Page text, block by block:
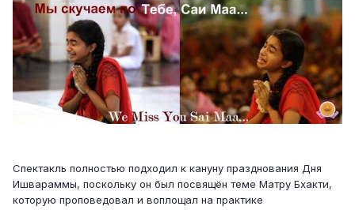
Спектакль полностью подходил к кануну празднования Дня
Ишвараммы, поскольку он был посвящён теме Матру Бхакти,
которую проповедовал и воплощал на практике